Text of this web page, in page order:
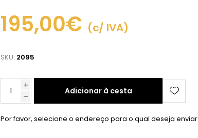
195,00€ (c/ IVA)
SKU: 2095
Adicionar à cesta
Por favor, selecione o endereço para o qual deseja enviar